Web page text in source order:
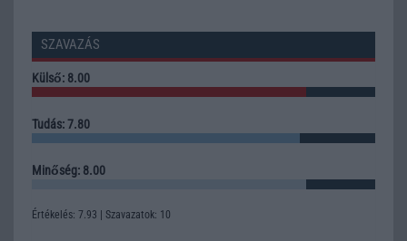
SZAVAZÁS
Külső: 8.00
Tudás: 7.80
Minőség: 8.00
Értékelés: 7.93 | Szavazatok: 10